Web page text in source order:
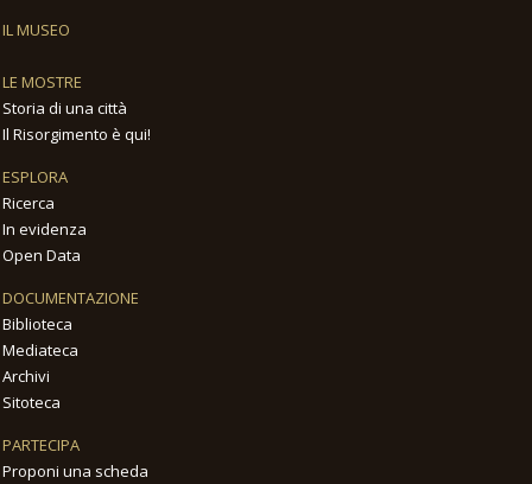
IL MUSEO
LE MOSTRE
Storia di una città
Il Risorgimento è qui!
ESPLORA
Ricerca
In evidenza
Open Data
DOCUMENTAZIONE
Biblioteca
Mediateca
Archivi
Sitoteca
PARTECIPA
Proponi una scheda